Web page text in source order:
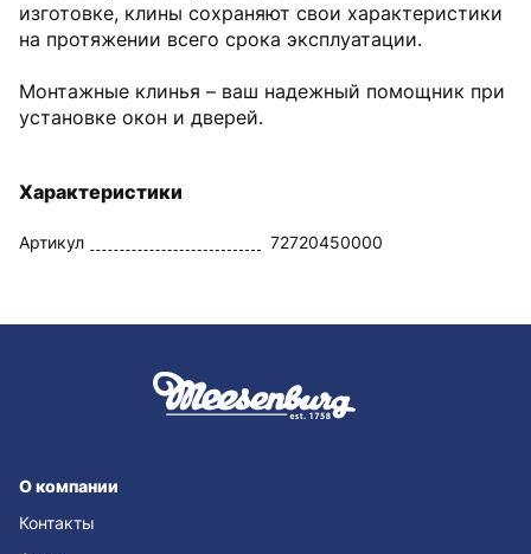
изготовке, клины сохраняют свои характеристики
на протяжении всего срока эксплуатации.
Монтажные клинья – ваш надежный помощник при
установке окон и дверей.
Характеристики
Артикул 72720450000
О компании
Контакты